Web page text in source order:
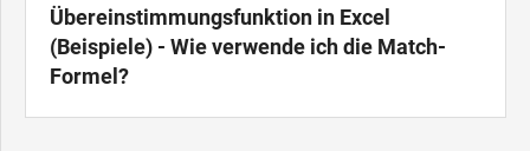
Übereinstimmungsfunktion in Excel
(Beispiele) - Wie verwende ich die Match-
Formel?